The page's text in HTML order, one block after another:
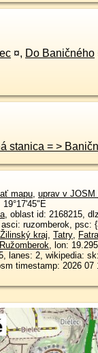
¤, Do Baničného
Bus 1: Železničná stanica = >
mapu uprav v JOSM
19°17'45"E
, oblast id: 2168215, dlzka: 884, oblast name:
ruzomberok, psc:
Žilinský kraj Tatry Fatra
Ružomberok , lon:
lanes: 2, wikipedia:
timestamp: 2026 07